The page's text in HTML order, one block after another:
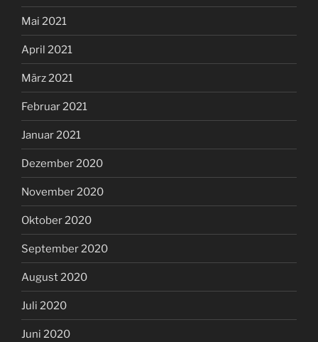
Mai 2021
April 2021
März 2021
Februar 2021
Januar 2021
Dezember 2020
November 2020
Oktober 2020
September 2020
August 2020
Juli 2020
Juni 2020